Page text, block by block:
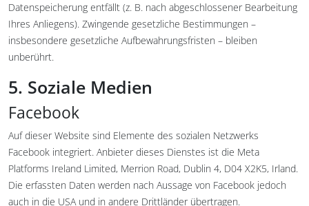
Datenspeicherung entfällt (z. B. nach abgeschlossener Bearbeitung
Ihres Anliegens). Zwingende gesetzliche Bestimmungen –
insbesondere gesetzliche Aufbewahrungsfristen – bleiben
unberührt.
5. Soziale Medien
Facebook
Auf dieser Website sind Elemente des sozialen Netzwerks
Facebook integriert. Anbieter dieses Dienstes ist die Meta
Platforms Ireland Limited, Merrion Road, Dublin 4, D04 X2K5, Irland.
Die erfassten Daten werden nach Aussage von Facebook jedoch
auch in die USA und in andere Drittländer übertragen.